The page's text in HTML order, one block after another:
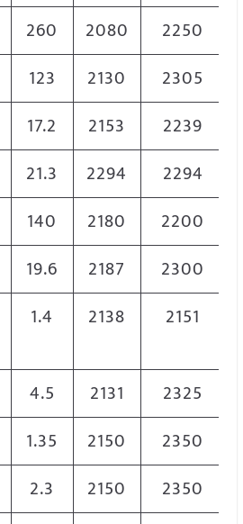
260 2080 2250
123 2130 2305
17.2 2153 2239
21.3 2294 2294
140 2180 2200
19.6 2187 2300
1.4 2138 2151
4.5 2131 2325
1.35 2150 2350
2.3 2150 2350